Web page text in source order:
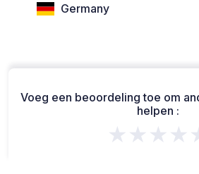
Germany
Voeg een beoordeling toe om
helpen :